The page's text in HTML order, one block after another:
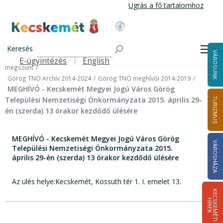
tartalomra
Ugrás a fő tartalomhoz
Kecskemét Város Honlapja
Keresés
Felső navigáció
E-ügyintézés English VÁROSUNK
TURIZMUS
VÁROSHÁZA
K
E
C
S
K
E
M
É
T
I
HÍ
R
E
K
Önkormányzat
Nemzetiségi Önkormányzatok
Görög Települési Nemzetiségi Önkormányzat (Archív) 2024.09.30-án
megszünt
Görög TNÖ Archív 2014-2024
Görög TNÖ meghívói 2014-2019
MEGHÍVÓ - Kecskemét Megyei Jogú Város Görög
Települési Nemzetiségi Önkormányzata 2015. április 29-
én (szerda) 13 órakor kezdődő ülésére
MEGHÍVÓ - Kecskemét Megyei Jogú Város Görög
Települési Nemzetiségi Önkormányzata 2015.
április 29-én (szerda) 13 órakor kezdődő ülésére
Az ülés helye:Kecskemét, Kossuth tér 1. I. emelet 13.